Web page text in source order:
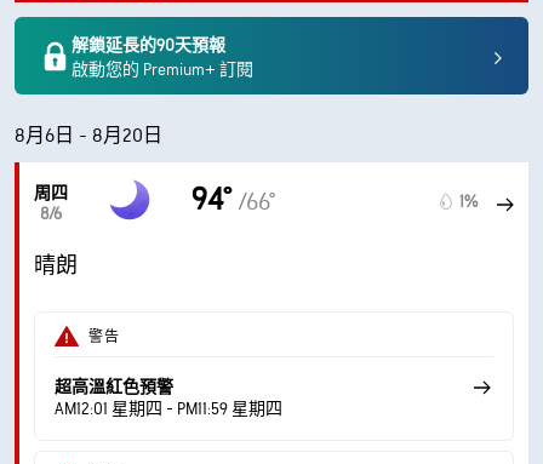
解鎖延長的90天預報
啟動您的 Premium+ 訂閱
8月6日 - 8月20日
周四
8/6
94° /66° 1%
晴朗
警告
超高溫紅色預警
AM12:01 星期四 - PM11:59 星期四